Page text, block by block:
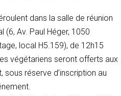
dans la salle de réunion
(6, Av. Paul Héger, 1050
local H5.159), de 12h15
végétariens seront offerts aux
sous réserve d’inscription au